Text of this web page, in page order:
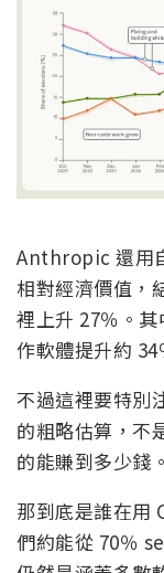
Anthropic 還用
相對經濟價值，
裡上升 27％。
作軟體提升約 34
不過這裡要特別
的粗略估算，不
的能賺到多少錢。
那到底是誰在
們約能從 70％